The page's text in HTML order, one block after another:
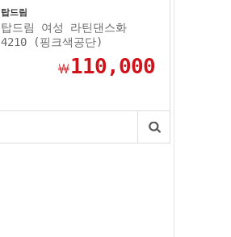
탑드림
탑드림 여성 라틴댄스화
4210 (핑크색공단)
￦110,000